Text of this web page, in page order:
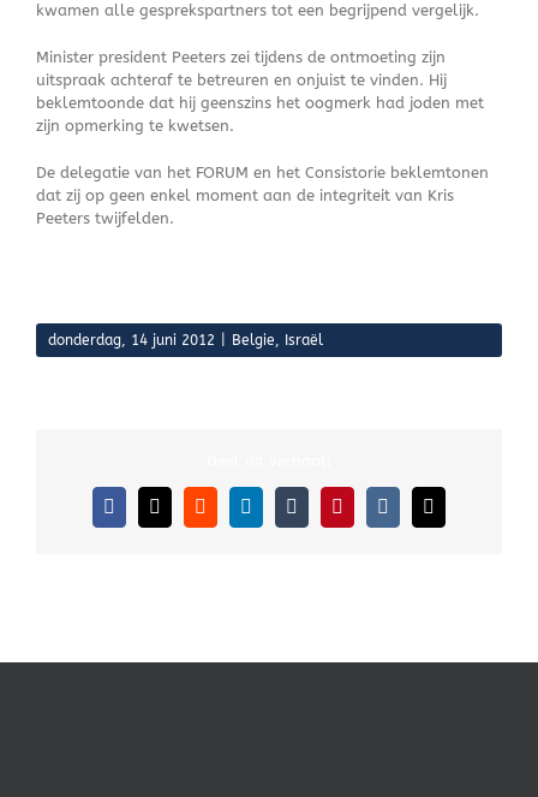
kwamen alle gesprekspartners tot een begrijpend vergelijk.
Minister president Peeters zei tijdens de ontmoeting zijn
uitspraak achteraf te betreuren en onjuist te vinden. Hij
beklemtoonde dat hij geenszins het oogmerk had joden met
zijn opmerking te kwetsen.
De delegatie van het FORUM en het Consistorie beklemtonen
dat zij op geen enkel moment aan de integriteit van Kris
Peeters twijfelden.
donderdag, 14 juni 2012 Belgie, Israël
Facebook
X RedditLinkedInTumblrPinterestVk
E-
mail